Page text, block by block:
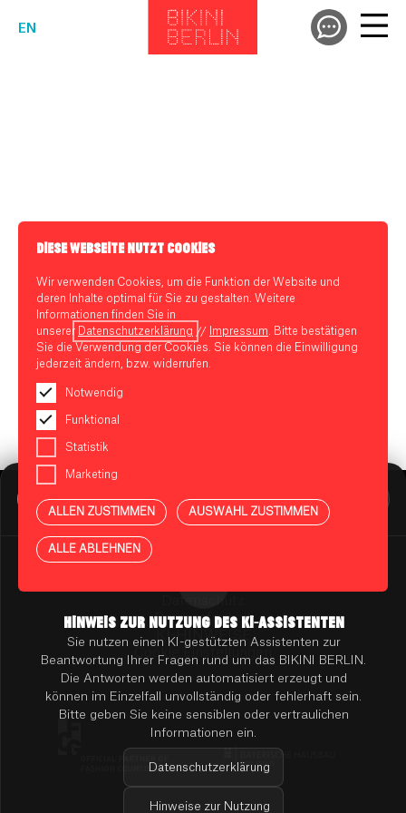
EN
BIKINI BERLIN Assistent
Online
HINWEIS ZUR NUTZUNG DES KI-ASSISTENTEN
Sie nutzen einen KI-gestützten Assistenten zur
Beantwortung Ihrer Fragen rund um das BIKINI BERLIN.
Die Antworten werden automatisiert erzeugt und
können im Einzelfall unvollständig oder fehlerhaft sein.
Bitte geben Sie keine sensiblen oder vertraulichen
Informationen ein.
Datenschutzerklärung
Hinweise zur Nutzung
DIESE WEBSEITE NUTZT COOKIES
Wir verwenden Cookies, um die Funktion der Website und
deren Inhalte optimal für Sie zu gestalten. Weitere
Informationen finden Sie in
unserer
Datenschutzerklärung // Impressum . Bitte bestätigen
Sie die Verwendung der Cookies. Sie können die Einwilligung
jederzeit ändern, bzw. widerrufen.
Notwendig
Funktional
Statistik
Marketing
ALLEN ZUSTIMMEN AUSWAHL ZUSTIMMEN
ALLE ABLEHNEN
Presse
Barrierefreiheit
KI-HINWEISE
Cookie Einstellungen